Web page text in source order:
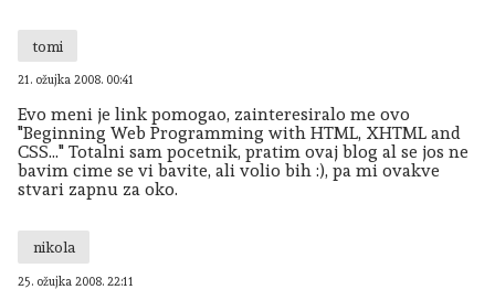
tomi
21. ožujka 2008. 00:41
Evo meni je link pomogao, zainteresiralo me ovo
"Beginning Web Programming with HTML, XHTML and
CSS…" Totalni sam pocetnik, pratim ovaj blog al se jos ne
bavim cime se vi bavite, ali volio bih :), pa mi ovakve
stvari zapnu za oko.
nikola
25. ožujka 2008. 22:11